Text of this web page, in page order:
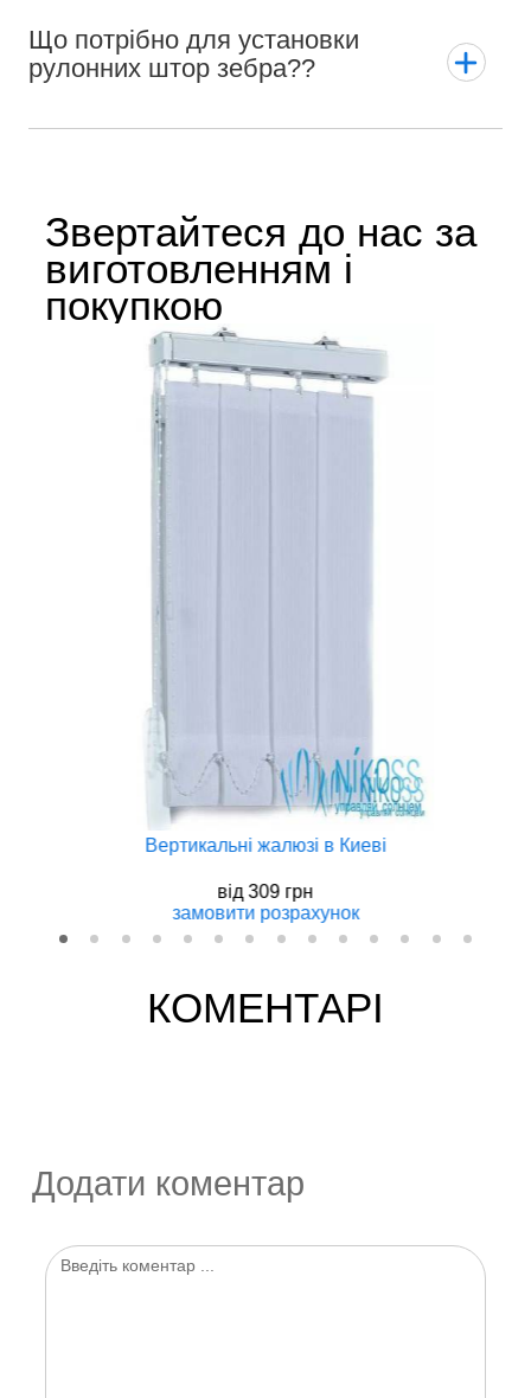
Що потрібно для установки
рулонних штор зебра??
Звертайтеся до нас за
виготовленням і
покупкою
Вертикальнi жалюзi в Киеві
вiд 309 грн
замовити розрахунок
КОМЕНТАРІ
Додати коментар